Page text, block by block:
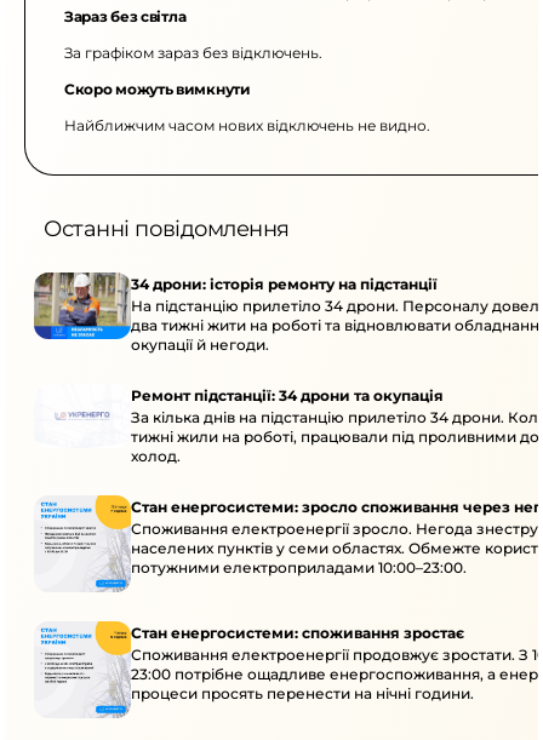
Зараз без світла
За графіком зараз без відключень.
Скоро можуть вимкнути
Найближчим часом нових відключень не видно.
Останні повідомлення
34 дрони: історія ремонту на підстанції
На підстанцію прилетіло 34 дрони. Персоналу
два тижні жити на роботі та відновлювати
окупації й негоди.
Ремонт підстанції: 34 дрони та окупація
За кілька днів на підстанцію прилетіло 34 дрони.
тижні жили на роботі, працювали під проливними
холод.
Стан енергосистеми: зросло споживання через
Споживання електроенергії зросло. Негода
населених пунктів у семи областях. Обмежте
потужними електроприладами 10:00–23:00.
Стан енергосистеми: споживання зростає
Споживання електроенергії продовжує зростати. З
23:00 потрібне ощадливе енергоспоживання, а
процеси просять перенести на нічні години.